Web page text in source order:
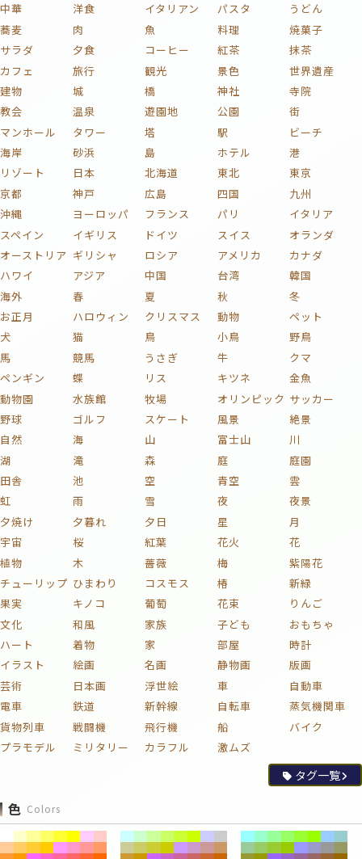
中華
洋食 イタリアン パスタ
うどん
蕎麦
肉 魚 料理
焼菓子
サラダ
夕食 コーヒー 紅茶
抹茶
カフェ
旅行 観光 景色
世界遺産
建物
城 橋 神社
寺院
教会
温泉 遊園地 公園
街
マンホール
タワー 塔 駅
ビーチ
海岸
砂浜 島 ホテル
港
リゾート
日本 北海道 東北
東京
京都
神戸 広島 四国
九州
沖縄
ヨーロッパ フランス パリ
イタリア
スペイン
イギリス ドイツ スイス
オランダ
オーストリア ギリシャ ロシア アメリカ
カナダ
ハワイ
アジア 中国 台湾
韓国
海外
春 夏 秋
冬
お正月
ハロウィン クリスマス 動物
ペット
犬
猫 鳥 小鳥
野鳥
馬
競馬 うさぎ 牛
クマ
ペンギン
蝶 リス キツネ
金魚
動物園
水族館 牧場 オリンピック サッカー
野球
ゴルフ スケート 風景
絶景
自然
海 山 富士山
川
湖
滝 森 庭
庭園
田舎
池 空 青空
雲
虹
雨 雪 夜
夜景
夕焼け
夕暮れ 夕日 星
月
宇宙
桜 紅葉 花火
花
植物
木 薔薇 梅
紫陽花
チューリップ ひまわり コスモス 椿
新緑
果実
キノコ 葡萄 花束
りんご
文化
和風 家族 子ども
おもちゃ
ハート
着物 家 部屋
時計
イラスト
絵画 名画 静物画
版画
芸術
日本画 浮世絵 車
自動車
電車
鉄道 新幹線 自転車
蒸気機関車
貨物列車
戦闘機 飛行機 船
バイク
プラモデル
ミリタリー カラフル 激ムズ
タグ一覧
色 Colors